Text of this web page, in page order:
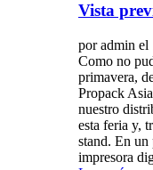
Vista
por admin el
Como no
primavera,
Propack
nuestro
esta feria y,
stand. En un
impresora